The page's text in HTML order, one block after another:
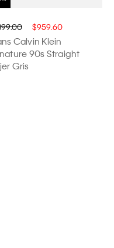
$959.60
Calvin Klein
90s Straight
Gris